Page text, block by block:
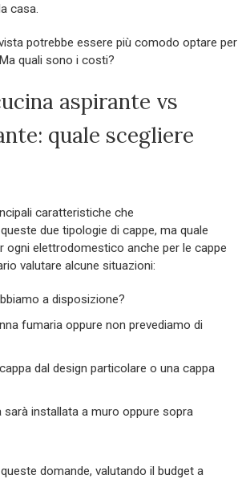
casa.
potrebbe essere più comodo optare per
quali sono i costi?
aspirante vs
quale scegliere
caratteristiche che
due tipologie di cappe, ma quale
ogni elettrodomestico anche per le cappe
valutare alcune situazioni:
a disposizione?
fumaria oppure non prevediamo di
dal design particolare o una cappa
sarà installata a muro oppure sopra
domande, valutando il budget a